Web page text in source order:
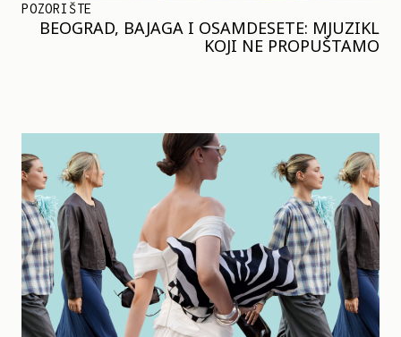
POZORIŠTE
BEOGRAD, BAJAGA I OSAMDESETE: MJUZIKL
KOJI NE PROPUŠTAMO